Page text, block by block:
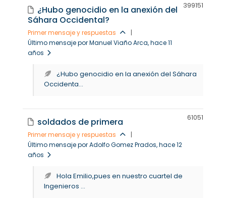
¿Hubo genocidio en la anexión del
Sáhara Occidental?
Primer mensaje y respuestas
|
Último mensaje por Manuel Viaño Arca, hace 11
años
399151
¿Hubo genocidio en la anexión del Sáhara
Occidenta...
soldados de primera
Primer mensaje y respuestas
|
Último mensaje por Adolfo Gomez Prados, hace 12
años
61051
Hola Emilio,pues en nuestro cuartel de
Ingenieros ...